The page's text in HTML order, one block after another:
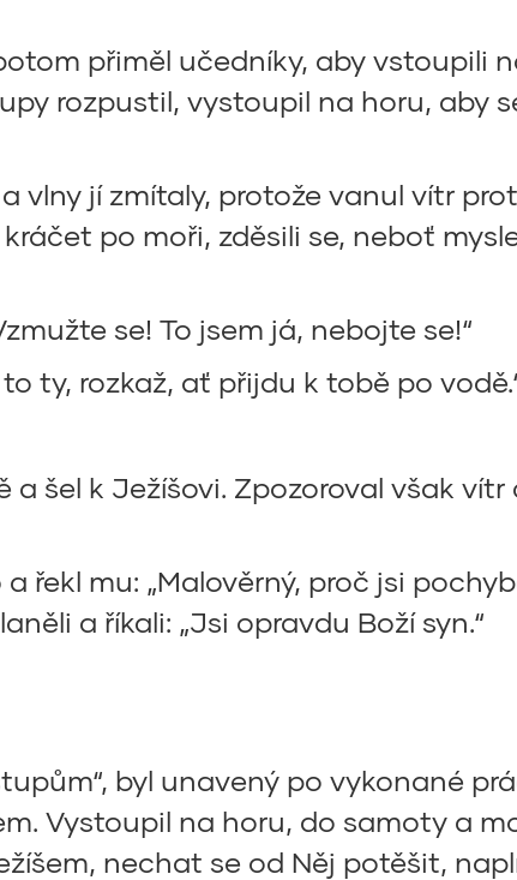
přiměl učedníky, aby vstoupili
rozpustil, vystoupil na horu, aby
vlny jí zmítaly, protože vanul vítr
po moři, zděsili se, neboť
se! To jsem já, nebojte se!“
ty, rozkaž, ať přijdu k tobě po
a šel k Ježíšovi. Zpozoroval však
řekl mu: „Malověrný, proč jsi
a říkali: „Jsi opravdu Boží syn.“
byl unavený po vykonané
Vystoupil na horu, do samoty a
nechat se od Něj potěšit,